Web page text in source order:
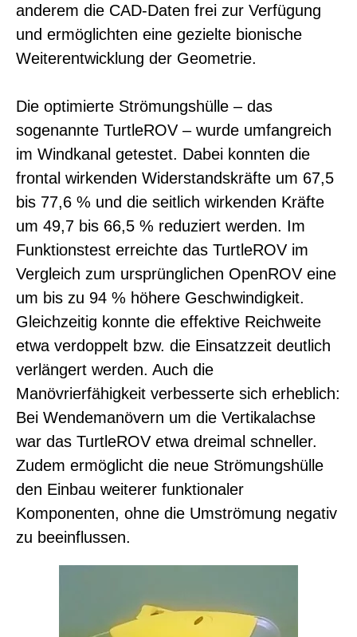
anderem die CAD-Daten frei zur Verfügung
und ermöglichten eine gezielte bionische
Weiterentwicklung der Geometrie.
Die optimierte Strömungshülle – das
sogenannte TurtleROV – wurde umfangreich
im Windkanal getestet. Dabei konnten die
frontal wirkenden Widerstandskräfte um 67,5
bis 77,6 % und die seitlich wirkenden Kräfte
um 49,7 bis 66,5 % reduziert werden. Im
Funktionstest erreichte das TurtleROV im
Vergleich zum ursprünglichen OpenROV eine
um bis zu 94 % höhere Geschwindigkeit.
Gleichzeitig konnte die effektive Reichweite
etwa verdoppelt bzw. die Einsatzzeit deutlich
verlängert werden. Auch die
Manövrierfähigkeit verbesserte sich erheblich:
Bei Wendemanövern um die Vertikalachse
war das TurtleROV etwa dreimal schneller.
Zudem ermöglicht die neue Strömungshülle
den Einbau weiterer funktionaler
Komponenten, ohne die Umströmung negativ
zu beeinflussen.